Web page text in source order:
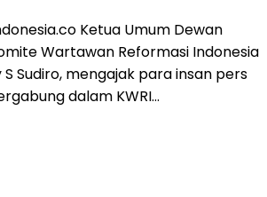
Ketua Umum Dewan
Wartawan Reformasi Indonesia
S Sudiro, mengajak para insan pers
dalam KWRI…